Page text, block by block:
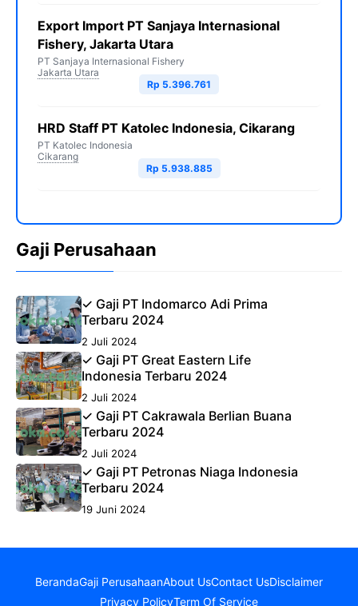
Export Import PT Sanjaya Internasional
Fishery, Jakarta Utara
PT Sanjaya Internasional Fishery
Jakarta Utara
Rp 5.396.761
HRD Staff PT Katolec Indonesia, Cikarang
PT Katolec Indonesia
Cikarang
Rp 5.938.885
Gaji Perusahaan
✓ Gaji PT Indomarco Adi Prima
Terbaru 2024
2 Juli 2024
✓ Gaji PT Great Eastern Life
Indonesia Terbaru 2024
2 Juli 2024
✓ Gaji PT Cakrawala Berlian Buana
Terbaru 2024
2 Juli 2024
✓ Gaji PT Petronas Niaga Indonesia
Terbaru 2024
19 Juni 2024
BerandaGaji PerusahaanAbout UsContact UsDisclaimer
Privacy PolicyTerm Of Service